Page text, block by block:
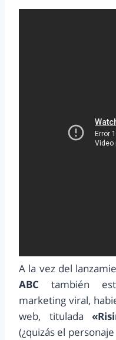
A la vez del
ABC también
marketing viral,
web, titulada
(¿quizás el